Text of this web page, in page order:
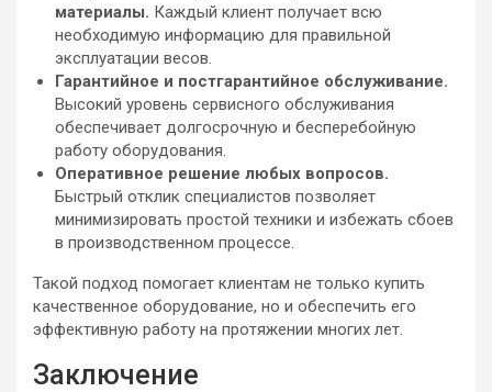
материалы. Каждый клиент получает всю
необходимую информацию для правильной
эксплуатации весов.
Гарантийное и постгарантийное обслуживание.
Высокий уровень сервисного обслуживания
обеспечивает долгосрочную и бесперебойную
работу оборудования.
Оперативное решение любых вопросов.
Быстрый отклик специалистов позволяет
минимизировать простой техники и избежать сбоев
в производственном процессе.
Такой подход помогает клиентам не только купить
качественное оборудование, но и обеспечить его
эффективную работу на протяжении многих лет.
Заключение